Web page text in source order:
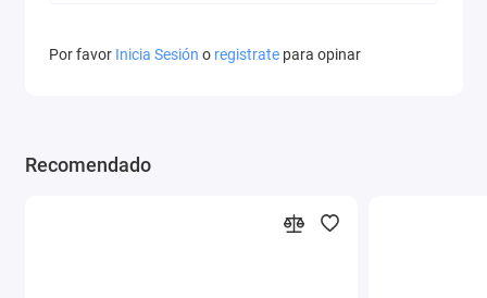
Por favor Inicia Sesión o registrate para opinar
Recomendado